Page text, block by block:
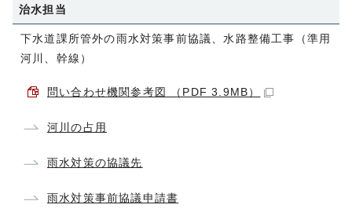
治水担当
下水道課所管外の雨水対策事前協議、水路整備工事（準用
河川、幹線）
問い合わせ機関参考図 （PDF 3.9MB）
河川の占用
雨水対策の協議先
雨水対策事前協議申請書